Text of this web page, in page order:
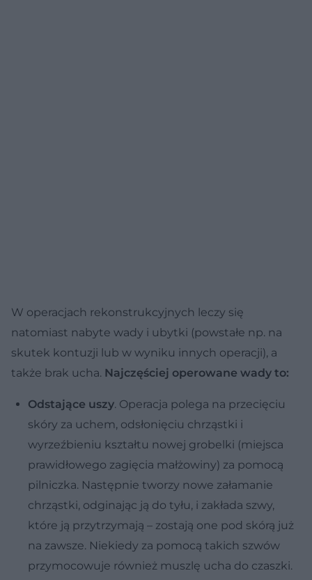
W operacjach rekonstrukcyjnych leczy się
natomiast nabyte wady i ubytki (powstałe np. na
skutek kontuzji lub w wyniku innych operacji), a
także brak ucha. Najczęściej operowane wady to:
Odstające uszy. Operacja polega na przecięciu
skóry za uchem, odsłonięciu chrząstki i
wyrzeźbieniu kształtu nowej grobelki (miejsca
prawidłowego zagięcia małżowiny) za pomocą
pilniczka. Następnie tworzy nowe załamanie
chrząstki, odginając ją do tyłu, i zakłada szwy,
które ją przytrzymają – zostają one pod skórą już
na zawsze. Niekiedy za pomocą takich szwów
przymocowuje również muszlę ucha do czaszki.